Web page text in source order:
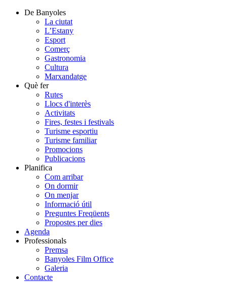
De Banyoles
La ciutat
L’Estany
Esport
Comerç
Gastronomia
Cultura
Marxandatge
Què fer
Rutes
Llocs d'interès
Activitats
Fires, festes i festivals
Turisme esportiu
Turisme familiar
Promocions
Publicacions
Planifica
Com arribar
On dormir
On menjar
Informació útil
Preguntes Freqüents
Propostes per dies
Agenda
Professionals
Premsa
Banyoles Film Office
Galeria
Contacte